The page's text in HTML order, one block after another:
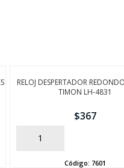
RELOJ DESPERTADOR
TIMON LH-4831
$367
AÑADIR
Código: 7601